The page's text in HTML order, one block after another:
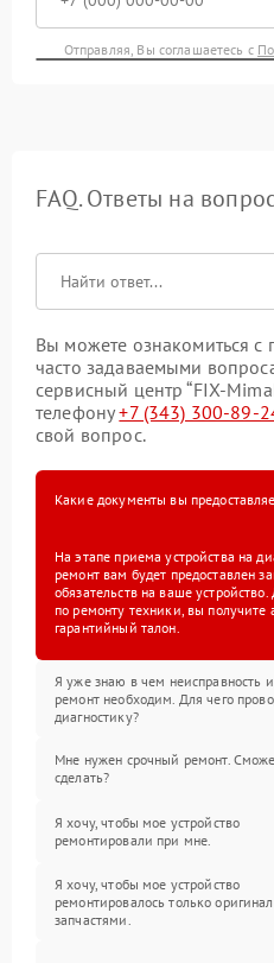
Отправляя, Вы соглашаетесь с
FAQ. Ответы на
Вы можете ознакомиться
часто задаваемыми
сервисный центр “FIX-
телефону+7 (343) 300-89-
свой вопрос.
Какие документы вы
На этапе приема устройства на
ремонт вам будет предоставлен
обязательств на ваше
по ремонту техники, вы получите
гарантийный талон.
Я уже знаю в чем неисправность
ремонт необходим. Для чего
диагностику?
Мне нужен срочный ремонт.
сделать?
Я хочу, чтобы мое устройство
ремонтировали при мне.
Я хочу, чтобы мое устройство
ремонтировалось только
запчастями.